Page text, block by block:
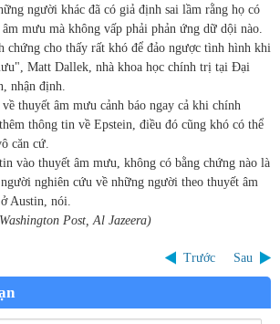
người khác đã có giả định sai lầm rằng họ có
mưu mà không vấp phải phản ứng dữ dội nào.
chứng cho thấy rất khó để đảo ngược tình hình khi
Matt Dallek, nhà khoa học chính trị tại Đại
nhận định.
thuyết âm mưu cảnh báo ngay cả khi chính
thông tin về Epstein, điều đó cũng khó có thể
căn cứ.
vào thuyết âm mưu, không có bằng chứng nào là
nghiên cứu về những người theo thuyết âm
Austin, nói.
Post, Al Jazeera)
Trước Sau